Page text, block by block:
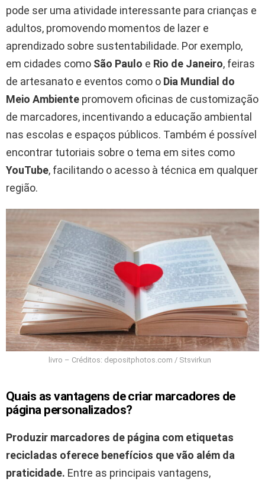
pode ser uma atividade interessante para crianças e
adultos, promovendo momentos de lazer e
aprendizado sobre sustentabilidade. Por exemplo,
em cidades como São Paulo e Rio de Janeiro, feiras
de artesanato e eventos como o Dia Mundial do
Meio Ambiente promovem oficinas de customização
de marcadores, incentivando a educação ambiental
nas escolas e espaços públicos. Também é possível
encontrar tutoriais sobre o tema em sites como
YouTube, facilitando o acesso à técnica em qualquer
região.
livro – Créditos: depositphotos.com / Stsvirkun
Quais as vantagens de criar marcadores de
página personalizados?
Produzir marcadores de página com etiquetas
recicladas oferece benefícios que vão além da
praticidade. Entre as principais vantagens,